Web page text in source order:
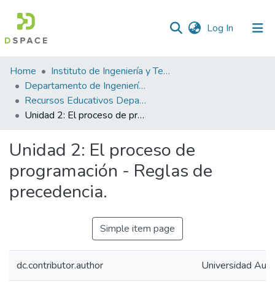
Log In (current)
Statistics
Home
Instituto de Ingeniería y Tecnología
Departamento de Ingeniería Eléctrica y Computación
Recursos Educativos Departamento de Ingeniería Eléctrica y Computación
Unidad 2: El proceso de programación - Reglas de precedencia.
Unidad 2: El proceso de
programación - Reglas de
precedencia.
Simple item page
dc.contributor.author Universidad